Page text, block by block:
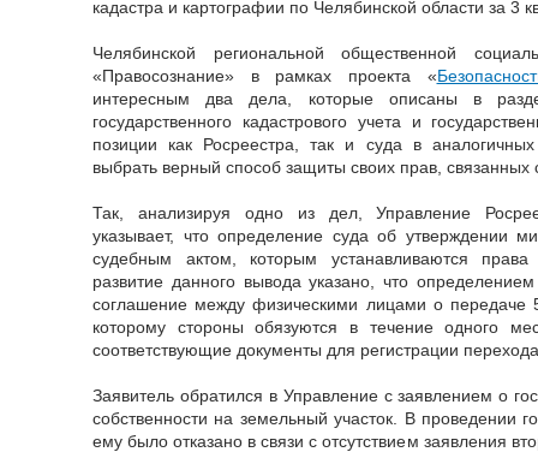
кадастра и картографии по Челябинской области за 3
Челябинской региональной общественной
«Правосознание» в рамках проекта «
интересным два дела, которые описаны в
государственного кадастрового учета и
позиции как Росреестра, так и суда в
выбрать верный способ защиты своих прав, связанных
Так, анализируя одно из дел, Управление
указывает, что определение суда об утверждении
судебным актом, которым устанавливаются
развитие данного вывода указано, что
соглашение между физическими лицами о передаче
которому стороны обязуются в течение одного
соответствующие документы для регистрации
Заявитель обратился в Управление с заявлением о
собственности на земельный участок. В проведении
ему было отказано в связи с отсутствием заявления